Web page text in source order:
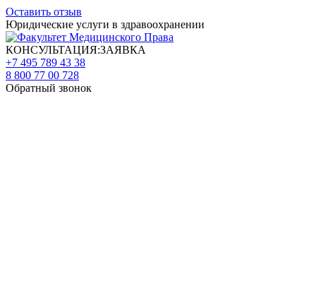
Оставить отзыв
Юридические услуги в здравоохранении
КОНСУЛЬТАЦИЯ:ЗАЯВКА
+7 495 789 43 38
8 800 77 00 728
Обратный звонок